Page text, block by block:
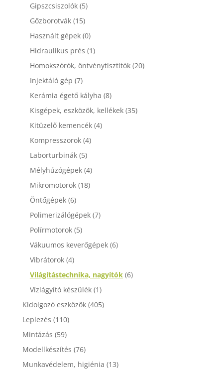
Gipszcsiszolók (5)
Gőzborotvák (15)
Használt gépek (0)
Hidraulikus prés (1)
Homokszórók, öntvénytisztítók (20)
Injektáló gép (7)
Kerámia égető kályha (8)
Kisgépek, eszközök, kellékek (35)
Kitüzelő kemencék (4)
Kompresszorok (4)
Laborturbinák (5)
Mélyhúzógépek (4)
Mikromotorok (18)
Öntőgépek (6)
Polimerizálógépek (7)
Polírmotorok (5)
Vákuumos keverőgépek (6)
Vibrátorok (4)
Világítástechnika, nagyítók (6)
Vízlágyító készülék (1)
Kidolgozó eszközök (405)
Leplezés (110)
Mintázás (59)
Modellkészítés (76)
Munkavédelem, higiénia (13)